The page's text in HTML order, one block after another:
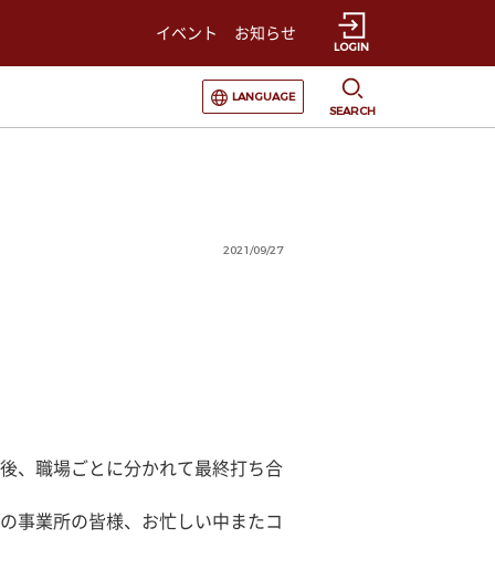
イベント お知らせ
LOGIN
選択すると言語の切替が発生します
LANGUAGE
SEARCH
2021/09/27
、職場ごとに分かれて最終打ち合
事業所の皆様、お忙しい中またコ